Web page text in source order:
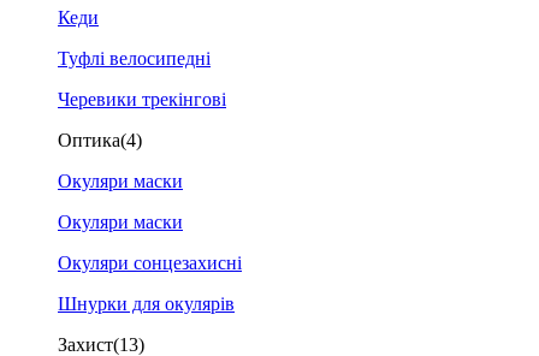
Кеди
Туфлі велосипедні
Черевики трекінгові
Оптика(4)
Окуляри маски
Окуляри маски
Окуляри сонцезахисні
Шнурки для окулярів
Захист(13)